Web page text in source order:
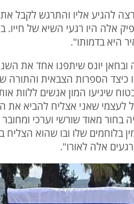
להגיע אליו והתרגש לקבל את
אלה היו רגעי השיא של חייו.
היא בדמותו".
יונס שיתפנו אחד את
ששנינו הרגשנו כיצד הספרות
שיגיעו המון אנשים ללוות
שאני אצליח להביא את
בחור מאוד שורשי וערכי
בלוחמים שלו ובו שהוא
אלה לאורו".